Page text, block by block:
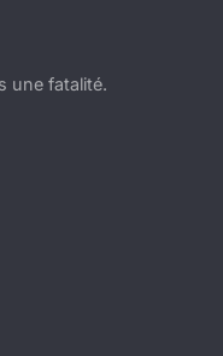
une fatalité.